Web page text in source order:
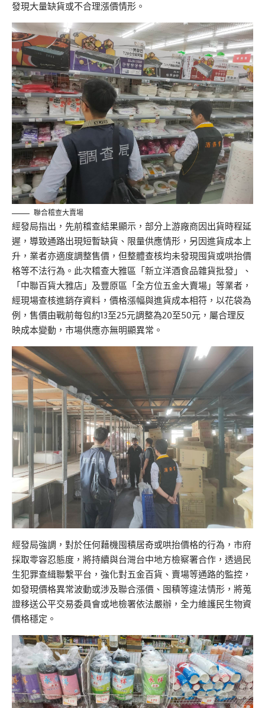
發現大量缺貨或不合理漲價情形。
聯合稽查大賣場
經發局指出，先前稽查結果顯示，部分上游廠商因出貨時程延
遲，導致通路出現短暫缺貨、限量供應情形，另因進貨成本上
升，業者亦適度調整售價，但整體查核均未發現囤貨或哄抬價
格等不法行為。此次稽查大雅區「新立洋酒食品雜貨批發」、
「中聯百貨大雅店」及豐原區「全方位五金大賣場」等業者，
經現場查核進銷存資料，價格漲幅與進貨成本相符，以花袋為
例，售價由戰前每包約13至25元調整為20至50元，屬合理反
映成本變動，市場供應亦無明顯異常。
經發局強調，對於任何藉機囤積居奇或哄抬價格的行為，市府
採取零容忍態度，將持續與台灣台中地方檢察署合作，透過民
生犯罪查緝聯繫平台，強化對五金百貨、賣場等通路的監控，
如發現價格異常波動或涉及聯合漲價、囤積等違法情形，將蒐
證移送公平交易委員會或地檢署依法嚴辦，全力維護民生物資
價格穩定。